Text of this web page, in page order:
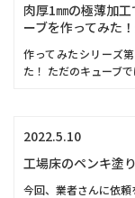
肉厚1㎜の極薄加
ーブを作ってみた
作ってみたシリーズ
た！ ただのキューブ
2022.5.10
工場床のペンキ塗り
今回、業者さんに依